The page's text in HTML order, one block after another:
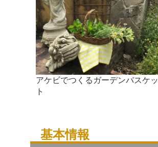
アケビでつくるガーデンバスケッ
ト
基本情報